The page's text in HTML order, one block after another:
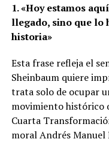
1. «Hoy estamos
llegado, sino que lo
historia»
Esta frase refleja el
Sheinbaum quiere
trata solo de ocupar
movimiento histórico
Cuarta
moral Andrés Manuel